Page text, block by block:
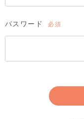
パスワード
須)